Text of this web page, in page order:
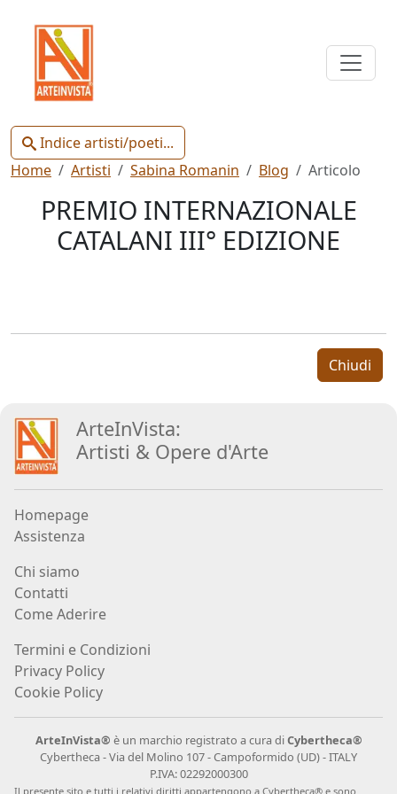
Indice artisti/poeti...
Indice
Artisti
Poeti
ROI
(Federico
Ajello)
Paolo
Andrés
Avré
Elisabetta
Home Artisti Sabina Romanin Blog Articolo
PREMIO INTERNAZIONALE
CATALANI III° EDIZIONE
Chiudi
ArteInVista:
Artisti & Opere d'Arte
Homepage
Assistenza
Chi siamo
Contatti
Come Aderire
Termini e Condizioni
Privacy Policy
Cookie Policy
ArteInVista® è un marchio registrato a cura diCybertheca®
Cybertheca - Via del Molino 107 - Campoformido (UD) - ITALY
P.IVA: 02292000300
Il presente sito e tutti i relativi diritti appartengono a Cybertheca® e sono